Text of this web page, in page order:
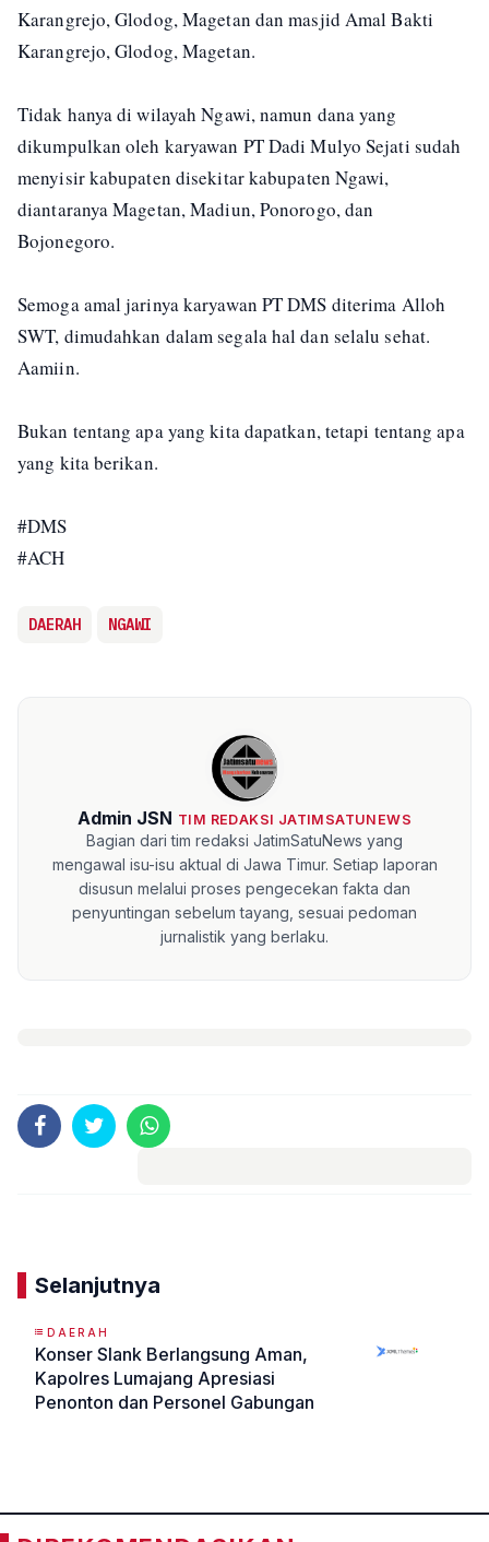
Karangrejo, Glodog, Magetan dan masjid Amal Bakti
Karangrejo, Glodog, Magetan.
Tidak hanya di wilayah Ngawi, namun dana yang
dikumpulkan oleh karyawan PT Dadi Mulyo Sejati sudah
menyisir kabupaten disekitar kabupaten Ngawi,
diantaranya Magetan, Madiun, Ponorogo, dan
Bojonegoro.
Semoga amal jarinya karyawan PT DMS diterima Alloh
SWT, dimudahkan dalam segala hal dan selalu sehat.
Aamiin.
Bukan tentang apa yang kita dapatkan, tetapi tentang apa
yang kita berikan.
#DMS
#ACH
DAERAH NGAWI
Admin JSN TIM REDAKSI JATIMSATUNEWS
Bagian dari tim redaksi JatimSatuNews yang
mengawal isu-isu aktual di Jawa Timur. Setiap laporan
disusun melalui proses pengecekan fakta dan
penyuntingan sebelum tayang, sesuai pedoman
jurnalistik yang berlaku.
Selanjutnya
DAERAH
Konser Slank Berlangsung Aman,
Kapolres Lumajang Apresiasi
Penonton dan Personel Gabungan